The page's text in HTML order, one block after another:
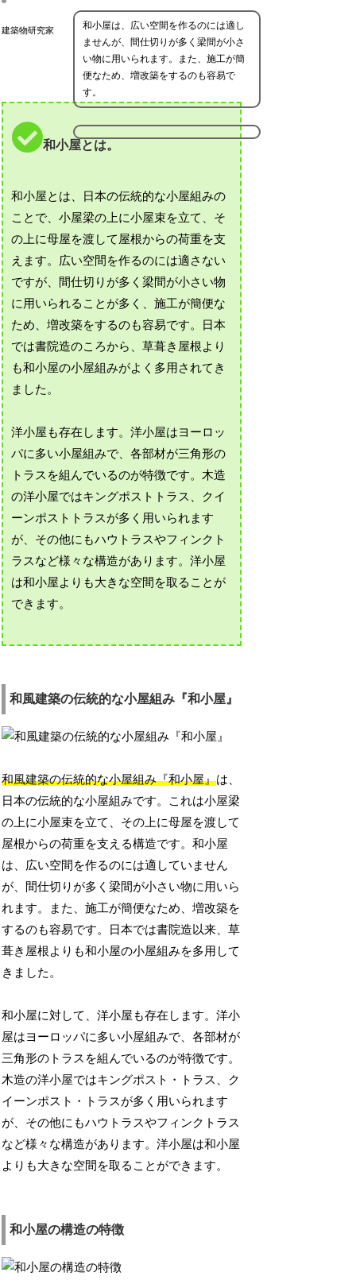
建築物研究家
和小屋は、広い空間を作るのには適し
ませんが、間仕切りが多く梁間が小さ
い物に用いられます。また、施工が簡
便なため、増改築をするのも容易で
す。
和小屋とは。
和小屋とは、日本の伝統的な小屋組みの
ことで、小屋梁の上に小屋束を立て、そ
の上に母屋を渡して屋根からの荷重を支
えます。広い空間を作るのには適さない
ですが、間仕切りが多く梁間が小さい物
に用いられることが多く、施工が簡便な
ため、増改築をするのも容易です。日本
では書院造のころから、草葺き屋根より
も和小屋の小屋組みがよく多用されてき
ました。
洋小屋も存在します。洋小屋はヨーロッ
パに多い小屋組みで、各部材が三角形の
トラスを組んでいるのが特徴です。木造
の洋小屋ではキングポストトラス、クイ
ーンポストトラスが多く用いられます
が、その他にもハウトラスやフィンクト
ラスなど様々な構造があります。洋小屋
は和小屋よりも大きな空間を取ることが
できます。
和風建築の伝統的な小屋組み『和小屋』
和風建築の伝統的な小屋組み『和小屋』は、
日本の伝統的な小屋組みです。これは小屋梁
の上に小屋束を立て、その上に母屋を渡して
屋根からの荷重を支える構造です。和小屋
は、広い空間を作るのには適していません
が、間仕切りが多く梁間が小さい物に用いら
れます。また、施工が簡便なため、増改築を
するのも容易です。日本では書院造以来、草
葺き屋根よりも和小屋の小屋組みを多用して
きました。
和小屋に対して、洋小屋も存在します。洋小
屋はヨーロッパに多い小屋組みで、各部材が
三角形のトラスを組んでいるのが特徴です。
木造の洋小屋ではキングポスト・トラス、ク
イーンポスト・トラスが多く用いられます
が、その他にもハウトラスやフィンクトラス
など様々な構造があります。洋小屋は和小屋
よりも大きな空間を取ることができます。
和小屋の構造の特徴